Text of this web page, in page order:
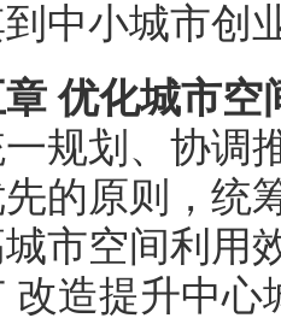
中小城市创
优化城市空
划、协调
的原则，统
市空间利用
造提升中心